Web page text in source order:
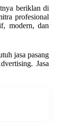
beriklan di
profesional
modern, dan
jasa pasang
Jasa